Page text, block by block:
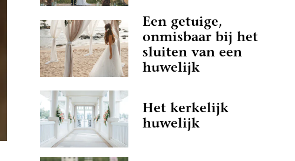
Een getuige,
onmisbaar bij het
sluiten van een
huwelijk
Het kerkelijk
huwelijk